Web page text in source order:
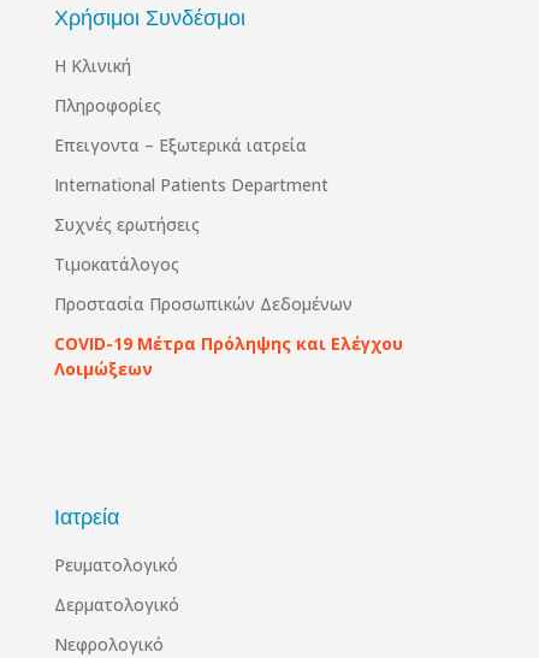
Χρήσιμοι Συνδέσμοι
Η Κλινική
Πληροφορίες
Επειγοντα – Εξωτερικά ιατρεία
International Patients Department
Συχνές ερωτήσεις
Τιμοκατάλογος
Προστασία Προσωπικών Δεδομένων
COVID-19 Μέτρα Πρόληψης και Ελέγχου
Λοιμώξεων
Ιατρεία
Ρευματολογικό
Δερματολογικό
Νεφρολογικό